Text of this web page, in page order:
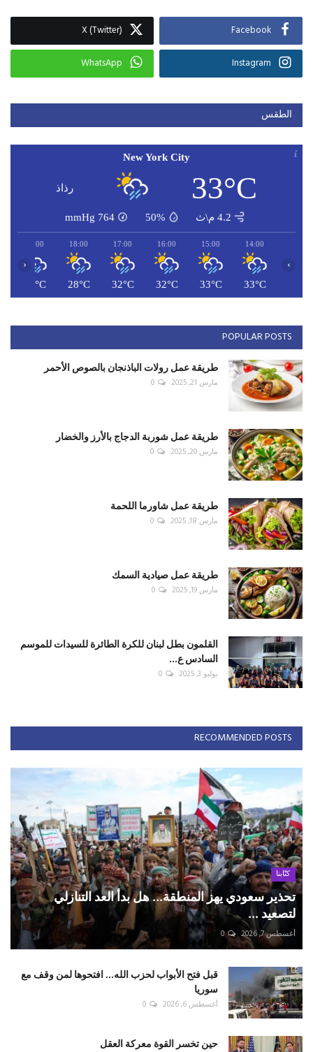
Facebook
X (Twitter)
Instagram
WhatsApp
الطقس
New York City
33°C رذاذ
4.2 م\ث 50%
764
mmHg
14:00
33°C
15:00
33°C
16:00
32°C
17:00
32°C
18:00
28°C
19:00
26°C
‹ ›
POPULAR POSTS
طريقة عمل رولات الباذنجان بالصوص الأحمر
مارس 21, 2025 0
طريقة عمل شوربة الدجاج بالأرز والخضار
مارس 20, 2025 0
طريقة عمل شاورما اللحمة
مارس 18, 2025 0
طريقة عمل صيادية السمك
مارس 19, 2025 0
القلمون بطل لبنان للكرة الطائرة للسيدات للموسم
السادس ع...
يوليو 3, 2025 0
RECOMMENDED POSTS
كتّابنا
تحذير سعودي يهز المنطقة... هل بدأ العد التنازلي
لتصعيد ...
أغسطس 7, 2026 0
قبل فتح الأبواب لحزب الله... افتحوها لمن وقف مع
سوريا
أغسطس 6, 2026 0
حين تخسر القوة معركة العقل